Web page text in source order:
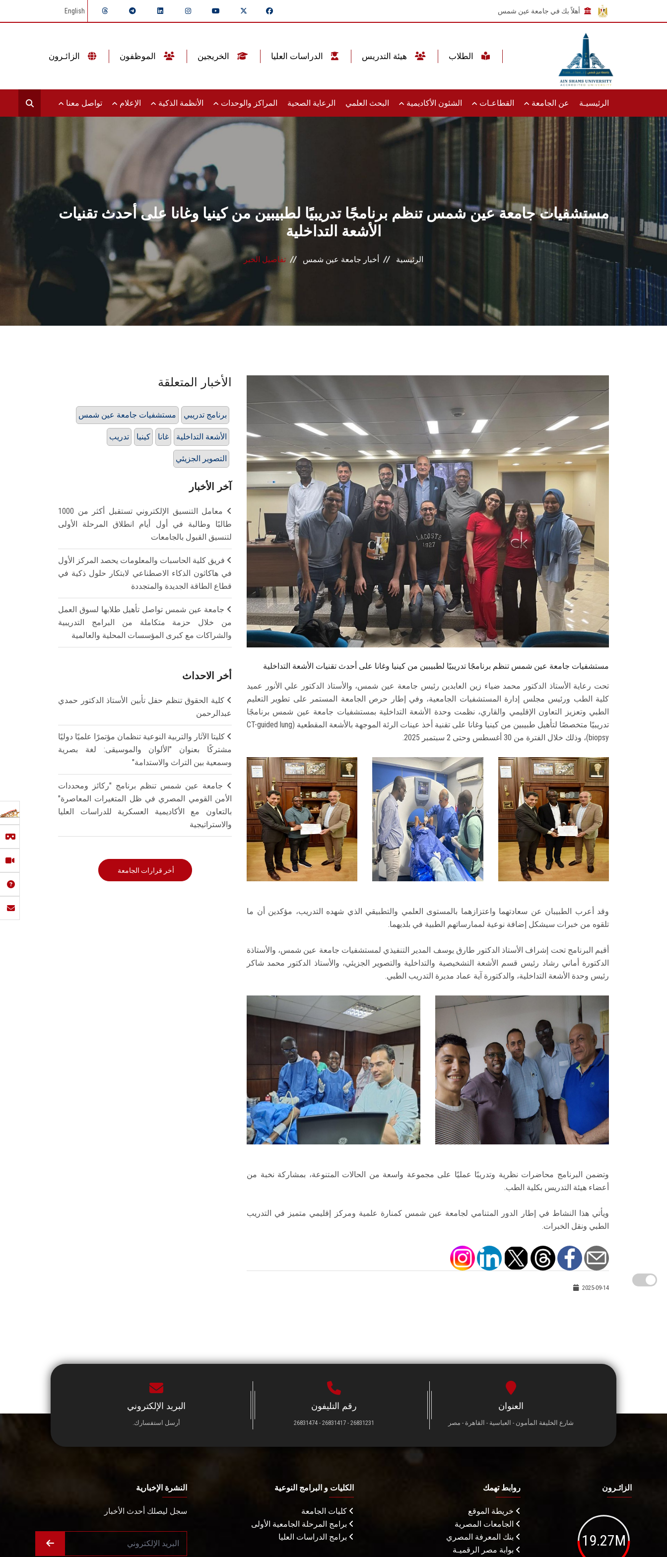
أهلاً بك في جامعة عين شمس English
الرئيسيـة عن الجامعة القطاعـات الشئون الأكاديمية البحث العلمي الرعاية الصحية المراكز والوحدات الأنظمة الذكية الإعلام تواصل معنا
مستشفيات جامعة عين شمس تنظم برنامجًا تدريبيًا لطبيبين من كينيا وغانا على أحدث تقنيات
الأشعة التداخلية
الرئيسية أخبار جامعة عين شمس تفاصيل الخبر
مستشفيات جامعة عين شمس تنظم برنامجًا تدريبيًا لطبيبين من كينيا وغانا على أحدث تقنيات الأشعة التداخلية
تحت رعاية الأستاذ الدكتور محمد ضياء زين العابدين رئيس جامعة عين شمس، والأستاذ الدكتور علي الأنور عميد
كلية الطب ورئيس مجلس إدارة المستشفيات الجامعية، وفي إطار حرص الجامعة المستمر على تطوير التعليم
الطبي وتعزيز التعاون الإقليمي والقاري، نظمت وحدة الأشعة التداخلية بمستشفيات جامعة عين شمس برنامجًا
تدريبيًا متخصصًا لتأهيل طبيبين من كينيا وغانا على تقنية أخذ عينات الرئة الموجهة بالأشعة المقطعية (CT-guided lung
biopsy)، وذلك خلال الفترة من 30 أغسطس وحتى 2 سبتمبر 2025.
وقد أعرب الطبيبان عن سعادتهما واعتزازهما بالمستوى العلمي والتطبيقي الذي شهده التدريب، مؤكدين أن ما
تلقوه من خبرات سيشكل إضافة نوعية لممارساتهم الطبية في بلديهما.
أقيم البرنامج تحت إشراف الأستاذ الدكتور طارق يوسف المدير التنفيذي لمستشفيات جامعة عين شمس، والأستاذة
الدكتورة أماني رشاد رئيس قسم الأشعة التشخيصية والتداخلية والتصوير الجزيئي، والأستاذ الدكتور محمد شاكر
رئيس وحدة الأشعة التداخلية، والدكتورة آية عماد مديرة التدريب الطبي.
وتضمن البرنامج محاضرات نظرية وتدريبًا عمليًا على مجموعة واسعة من الحالات المتنوعة، بمشاركة نخبة من
أعضاء هيئة التدريس بكلية الطب.
ويأتي هذا النشاط في إطار الدور المتنامي لجامعة عين شمس كمنارة علمية ومركز إقليمي متميز في التدريب
الطبي ونقل الخبرات.
2025-09-14
الأخبار المتعلقة
مستشفيات جامعة عين شمس برنامج تدريبي
تدريب كينيا غانا الأشعة التداخلية
التصوير الجزيئي
آخر الأخبار
معامل التنسيق الإلكتروني تستقبل أكثر من 1000
طالبًا وطالبة في أول أيام انطلاق المرحلة الأولى
لتنسيق القبول بالجامعات
فريق كلية الحاسبات والمعلومات يحصد المركز الأول
في هاكاثون الذكاء الاصطناعي لابتكار حلول ذكية في
قطاع الطاقة الجديدة والمتجددة
جامعة عين شمس تواصل تأهيل طلابها لسوق العمل
من خلال حزمة متكاملة من البرامج التدريبية
والشراكات مع كبرى المؤسسات المحلية والعالمية
أخر الاحداث
كلية الحقوق تنظم حفل تأبين الأستاذ الدكتور حمدي
عبدالرحمن
كليتا الآثار والتربية النوعية تنظمان مؤتمرًا علميًا دوليًا
مشتركًا بعنوان "الألوان والموسيقى: لغة بصرية
وسمعية بين التراث والاستدامة"
جامعة عين شمس تنظم برنامج "ركائز ومحددات
الأمن القومي المصري في ظل المتغيرات المعاصرة"
بالتعاون مع الأكاديمية العسكرية للدراسات العليا
والاستراتيجية
أخر قرارات الجامعة
العنوان
شارع الخليفة المأمون - العباسية - القاهرة - مصر
رقم التليفون
26831231 - 26831417 - 26831474
البريد الإلكتروني
أرسل استفسارك.
الزائـرون
19.27M
روابط تهمك
خريطة الموقع
الجامعات المصرية
بنك المعرفة المصري
بوابة مصر الرقميـة
الكليات و البرامج النوعية
كليات الجامعة
برامج المرحلة الجامعية الأولى
برامج الدراسات العليا
النشرة الإخبارية
سجل ليصلك أحدث الأخبار